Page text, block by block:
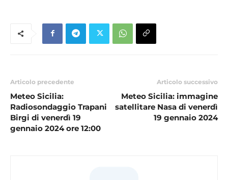
Articolo precedente
Meteo Sicilia:
Radiosondaggio Trapani
Birgi di venerdì 19
gennaio 2024 ore 12:00
Articolo successivo
Meteo Sicilia: immagine
satellitare Nasa di venerdì
19 gennaio 2024